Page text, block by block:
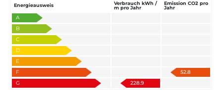
Energieausweis
Verbrauch kWh /
m pro Jahr
Emission CO2 pro
Jahr
A
B
C
D
E
F
52.8
G
228.9